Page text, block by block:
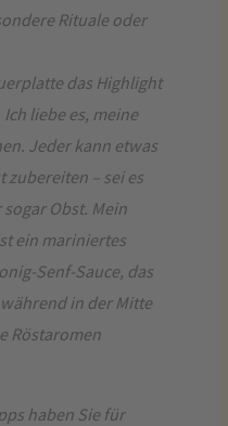
Rituale oder
das Highlight
liebe es, meine
Jeder kann etwas
– sei es
Obst. Mein
ein mariniertes
Senf-Sauce, das
in der Mitte
Röstaromen
haben Sie für